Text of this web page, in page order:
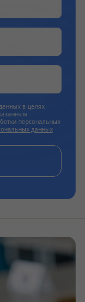
в целях
персональных
данных